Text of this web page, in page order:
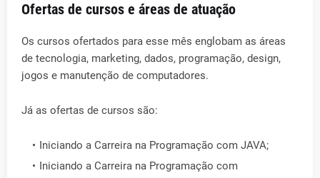
Ofertas de cursos e áreas de atuação
Os cursos ofertados para esse mês englobam as áreas
de tecnologia, marketing, dados, programação, design,
jogos e manutenção de computadores.
Já as ofertas de cursos são:
Iniciando a Carreira na Programação com JAVA;
Iniciando a Carreira na Programação com